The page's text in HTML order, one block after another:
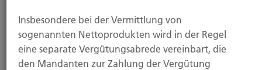
Sozialgerichts-Rechtsschutz
Die gesetzliche Kranken-, Unfall-, Renten- oder
Insbesondere bei der Vermittlung von
sogenannten Nettoprodukten wird in der Regel
eine separate Vergütungsabrede vereinbart, die
den Mandanten zur Zahlung der Vergütung